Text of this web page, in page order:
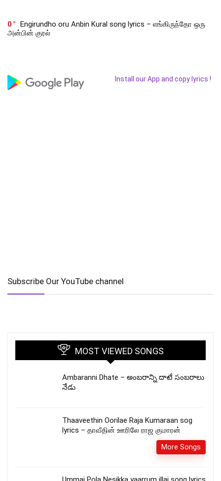
0
Engirundho oru Anbin Kural song lyrics – எங்கிருந்தோ ஒரு
அன்பின் குரல்
Install our App and copy lyrics !
Subscribe Our YouTube channel
MOST VIEWED SONGS
Ambaranni Dhate – అంబరాన్ని దాటే సంబరాలు
నేడు
Thaaveethin Oorilae Raja Kumaraan sog
lyrics – தாவீதின் ஊரிலே ராஜ குமாரன்
More Songs